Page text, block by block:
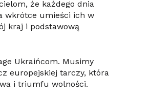
że każdego dnia
wkrótce umieści ich w
kraj i podstawową
Ukraińcom. Musimy
europejskiej tarczy, która
i triumfu wolności.